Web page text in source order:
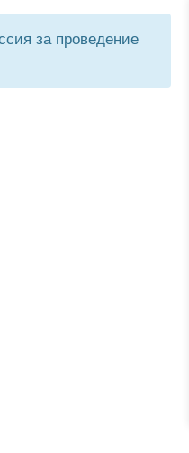
за проведение